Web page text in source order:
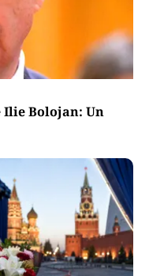
Ilie Bolojan: Un